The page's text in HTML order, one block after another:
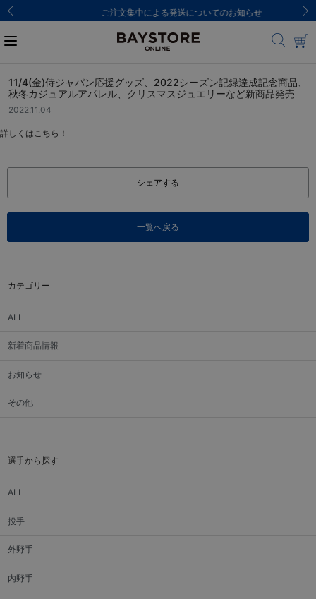
ご注文集中による発送についてのお知らせ
カテゴリー
ALL
新着商品情報
お知らせ
その他
選手から探す
ALL
投手
外野手
内野手
11/4(金)侍ジャパン応援グッズ、2022シーズン記録達成記念商品、
秋冬カジュアルアパレル、クリスマスジュエリーなど新商品発売
2022.11.04
詳しくはこちら！
シェアする
一覧へ戻る